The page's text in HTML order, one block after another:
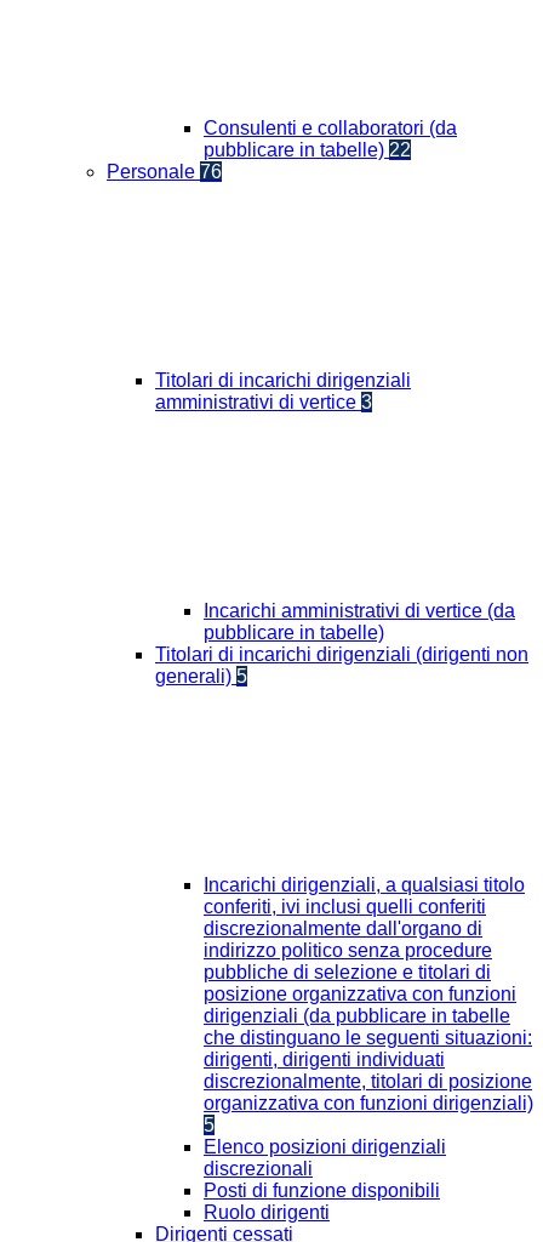
Consulenti e collaboratori (da
pubblicare in tabelle) 22
Personale 76
Titolari di incarichi dirigenziali
amministrativi di vertice 3
Incarichi amministrativi di vertice (da
pubblicare in tabelle)
Titolari di incarichi dirigenziali (dirigenti non
generali) 5
Incarichi dirigenziali, a qualsiasi titolo
conferiti, ivi inclusi quelli conferiti
discrezionalmente dall'organo di
indirizzo politico senza procedure
pubbliche di selezione e titolari di
posizione organizzativa con funzioni
dirigenziali (da pubblicare in tabelle
che distinguano le seguenti situazioni:
dirigenti, dirigenti individuati
discrezionalmente, titolari di posizione
organizzativa con funzioni dirigenziali)
5
Elenco posizioni dirigenziali
discrezionali
Posti di funzione disponibili
Ruolo dirigenti
Dirigenti cessati